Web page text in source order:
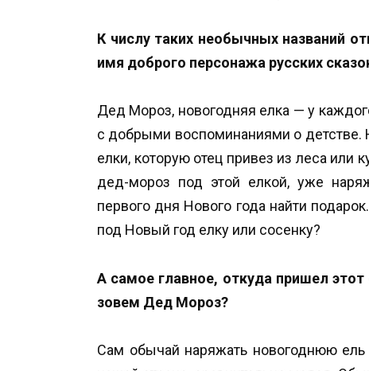
К числу таких необычных названий
имя доброго персонажа русских
Дед Мороз, новогодняя елка — у
с добрыми воспоминаниями о детстве.
елки, которую отец привез из леса или
дед-мороз под этой елкой, уже
первого дня Нового года найти
под Новый год елку или сосенку?
А самое главное, откуда пришел
зовем Дед Мороз?
Сам обычай наряжать новогоднюю